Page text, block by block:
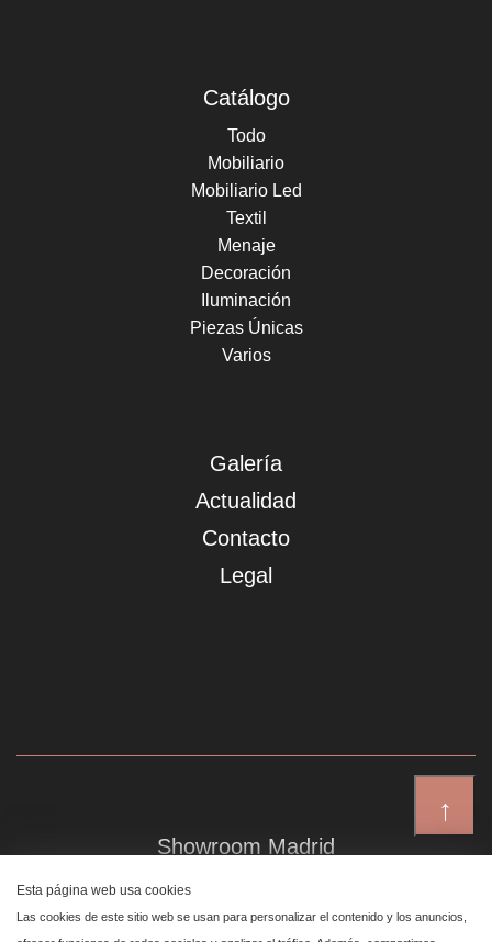
↑
Catálogo
Todo
Mobiliario
Mobiliario Led
Textil
Menaje
Decoración
Iluminación
Piezas Únicas
Varios
Galería
Actualidad
Contacto
Legal
Showroom Madrid
Plaza de Canalejas 6, 4 izq
Centro, 28014 Madrid
Esta página web usa cookies
Las cookies de este sitio web se usan para personalizar el contenido y los anuncios,